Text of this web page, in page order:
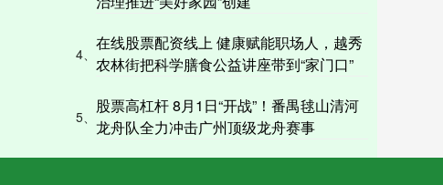
4、
在线股票配资线上 健康赋能职场人，越秀
农林街把科学膳食公益讲座带到“家门口”
5、
股票高杠杆 8月1日“开战”！番禺毬山清河
龙舟队全力冲击广州顶级龙舟赛事